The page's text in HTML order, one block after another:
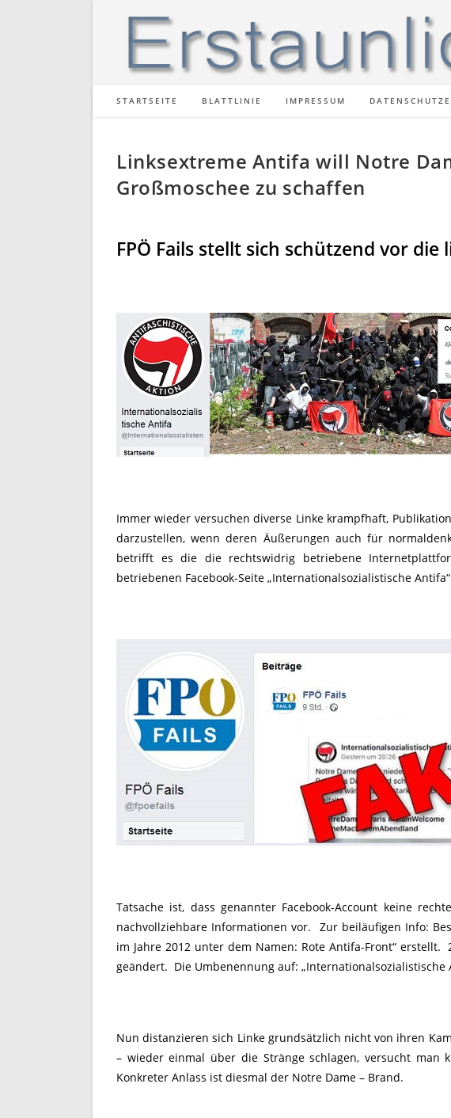
STARTSEITE BLATTLINIE IMPRESSUM
Linksextreme Antifa will Notre
Großmoschee zu schaffen
FPÖ Fails stellt sich schützend vor
Immer wieder versuchen diverse Linke krampfhaft,
darzustellen, wenn deren Äußerungen auch für
betrifft es die die rechtswidrig betriebene
betriebenen Facebook-Seite „Internationalsozialistische
Tatsache ist, dass genannter Facebook-Account keine
nachvollziehbare Informationen vor. Zur beiläufigen Info:
im Jahre 2012 unter dem Namen: Rote Antifa-Front“ erstellt.
geändert. Die Umbenennung auf: „Internationalsozialistische
Nun distanzieren sich Linke grundsätzlich nicht von ihren
– wieder einmal über die Stränge schlagen, versucht man
Konkreter Anlass ist diesmal der Notre Dame – Brand.